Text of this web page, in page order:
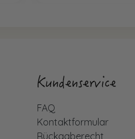
Kundenservice
FAQ
Kontaktformular
Rückgaberecht